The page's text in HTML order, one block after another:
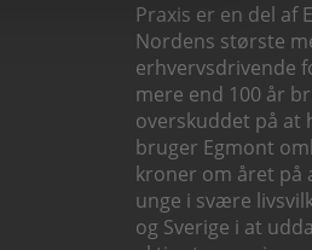
Praxis er en del af
Nordens største
erhvervsdrivende
mere end 100 år
overskuddet på at
bruger Egmont
kroner om året på
unge i svære
og Sverige i at